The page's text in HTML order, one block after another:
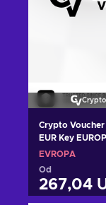
Crypto Voucher
EUR Key
EVROPA
Od
267,04